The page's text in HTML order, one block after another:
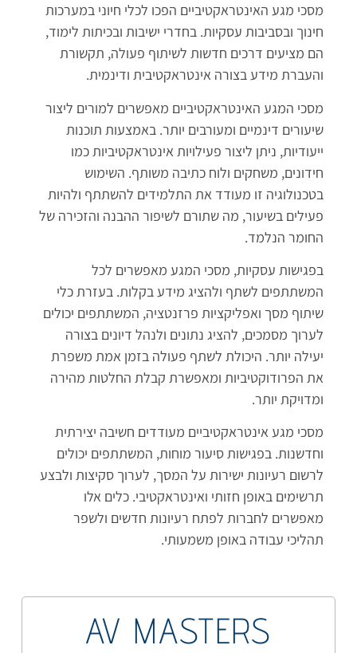
מסכי מגע האינטראקטיביים הפכו לכלי חיוני במערכות
חינוך ובסביבות עסקיות. בחדרי ישיבות ובכיתות לימוד,
הם מציעים דרכים חדשות לשיתוף פעולה, תקשורת
והעברת מידע בצורה אינטראקטיבית ודינמית.
מסכי המגע האינטראקטיביים מאפשרים למורים ליצור
שיעורים דינמיים ומעורבים יותר. באמצעות תוכנות
ייעודיות, ניתן ליצור פעילויות אינטראקטיביות כמו
חידונים, משחקים ולוח כתיבה משותף. השימוש
בטכנולוגיה זו מעודד את התלמידים להשתתף ולהיות
פעילים בשיעור, מה שתורם לשיפור ההבנה והזכירה של
החומר הנלמד.
בפגישות עסקיות, מסכי המגע מאפשרים לכל
המשתתפים לשתף ולהציג מידע בקלות. בעזרת כלי
שיתוף מסך ואפליקציות פרזנטציה, המשתתפים יכולים
לערוך מסמכים, להציג נתונים ולנהל דיונים בצורה
יעילה יותר. היכולת לשתף פעולה בזמן אמת משפרת
את הפרודוקטיביות ומאפשרת קבלת החלטות מהירה
ומדויקת יותר.
מסכי מגע אינטראקטיביים מעודדים חשיבה יצירתית
וחדשנות. בפגישות סיעור מוחות, המשתתפים יכולים
לרשום רעיונות ישירות על המסך, לערוך סקיצות ולבצע
תרשימים באופן חזותי ואינטראקטיבי. כלים אלו
מאפשרים לחברות לפתח רעיונות חדשים ולשפר
תהליכי עבודה באופן משמעותי.
AV MASTERS